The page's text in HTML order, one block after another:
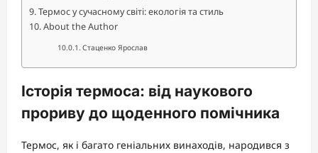
Термос у сучасному світі: екологія та стиль
About the Author
Стаценко Ярослав
Історія термоса: від наукового
прориву до щоденного помічника
Термос, як і багато геніальних винаходів, народився з